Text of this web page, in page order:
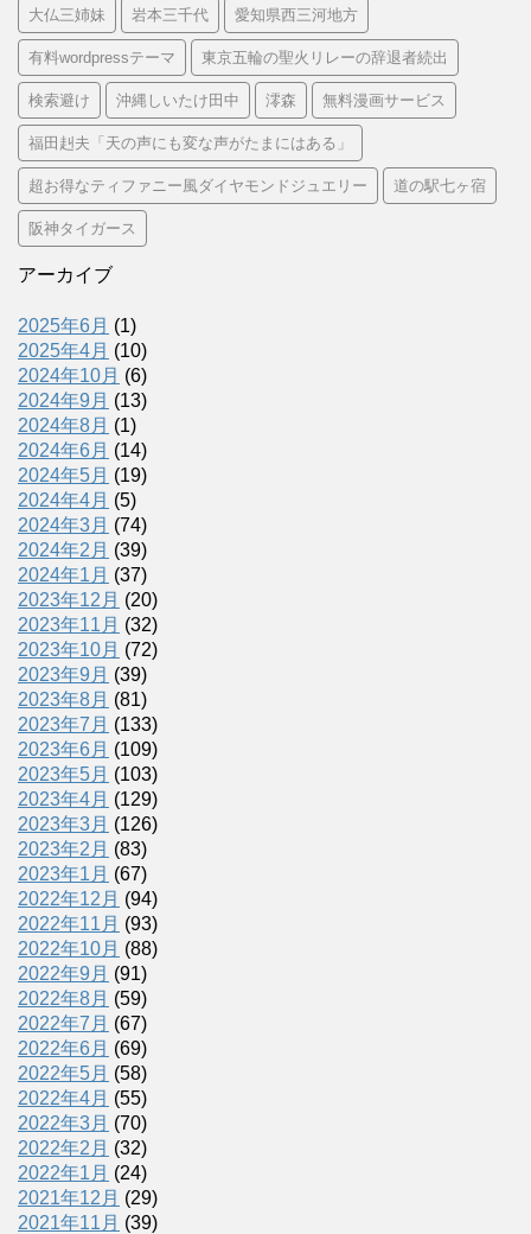
大仏三姉妹 岩本三千代 愛知県西三河地方
有料wordpressテーマ 東京五輪の聖火リレーの辞退者続出
検索避け 沖縄しいたけ田中 澪森 無料漫画サービス
福田赳夫「天の声にも変な声がたまにはある」
超お得なティファニー風ダイヤモンドジュエリー 道の駅七ヶ宿
阪神タイガース
アーカイブ
2025年6月 (1)
2025年4月 (10)
2024年10月 (6)
2024年9月 (13)
2024年8月 (1)
2024年6月 (14)
2024年5月 (19)
2024年4月 (5)
2024年3月 (74)
2024年2月 (39)
2024年1月 (37)
2023年12月 (20)
2023年11月 (32)
2023年10月 (72)
2023年9月 (39)
2023年8月 (81)
2023年7月 (133)
2023年6月 (109)
2023年5月 (103)
2023年4月 (129)
2023年3月 (126)
2023年2月 (83)
2023年1月 (67)
2022年12月 (94)
2022年11月 (93)
2022年10月 (88)
2022年9月 (91)
2022年8月 (59)
2022年7月 (67)
2022年6月 (69)
2022年5月 (58)
2022年4月 (55)
2022年3月 (70)
2022年2月 (32)
2022年1月 (24)
2021年12月 (29)
2021年11月 (39)